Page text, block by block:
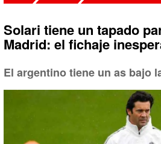
Solari tiene un tapado
Madrid: el fichaje
El argentino tiene un as bajo